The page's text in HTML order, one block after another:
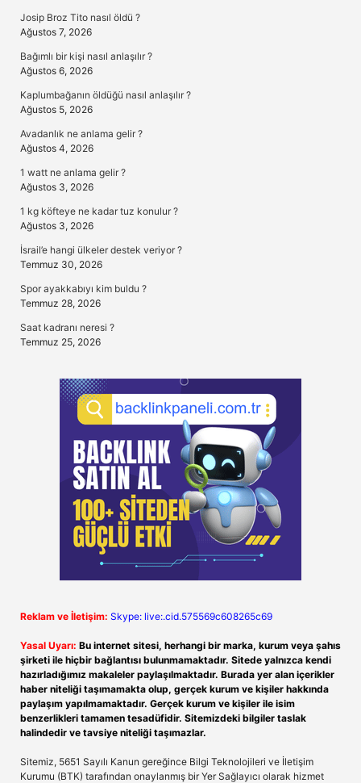
Josip Broz Tito nasıl öldü ?
Ağustos 7, 2026
Bağımlı bir kişi nasıl anlaşılır ?
Ağustos 6, 2026
Kaplumbağanın öldüğü nasıl anlaşılır ?
Ağustos 5, 2026
Avadanlık ne anlama gelir ?
Ağustos 4, 2026
1 watt ne anlama gelir ?
Ağustos 3, 2026
1 kg köfteye ne kadar tuz konulur ?
Ağustos 3, 2026
İsrail’e hangi ülkeler destek veriyor ?
Temmuz 30, 2026
Spor ayakkabıyı kim buldu ?
Temmuz 28, 2026
Saat kadranı neresi ?
Temmuz 25, 2026
Reklam ve İletişim: Skype: live:.cid.575569c608265c69
Yasal Uyarı: Bu internet sitesi, herhangi bir marka, kurum veya şahıs
şirketi ile hiçbir bağlantısı bulunmamaktadır. Sitede yalnızca kendi
hazırladığımız makaleler paylaşılmaktadır. Burada yer alan içerikler
haber niteliği taşımamakta olup, gerçek kurum ve kişiler hakkında
paylaşım yapılmamaktadır. Gerçek kurum ve kişiler ile isim
benzerlikleri tamamen tesadüfidir. Sitemizdeki bilgiler taslak
halindedir ve tavsiye niteliği taşımazlar.
Sitemiz, 5651 Sayılı Kanun gereğince Bilgi Teknolojileri ve İletişim
Kurumu (BTK) tarafından onaylanmış bir Yer Sağlayıcı olarak hizmet